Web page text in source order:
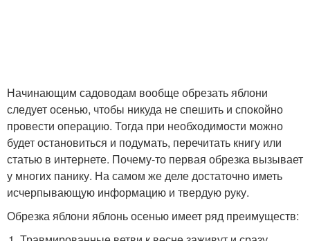
Начинающим садоводам вообще обрезать яблони
следует осенью, чтобы никуда не спешить и спокойно
провести операцию. Тогда при необходимости можно
будет остановиться и подумать, перечитать книгу или
статью в интернете. Почему-то первая обрезка вызывает
у многих панику. На самом же деле достаточно иметь
исчерпывающую информацию и твердую руку.
Обрезка яблони яблонь осенью имеет ряд преимуществ: